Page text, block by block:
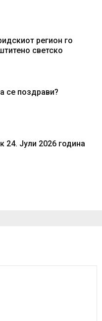
регион го
светско
се поздрави?
24. Јули 2026 година